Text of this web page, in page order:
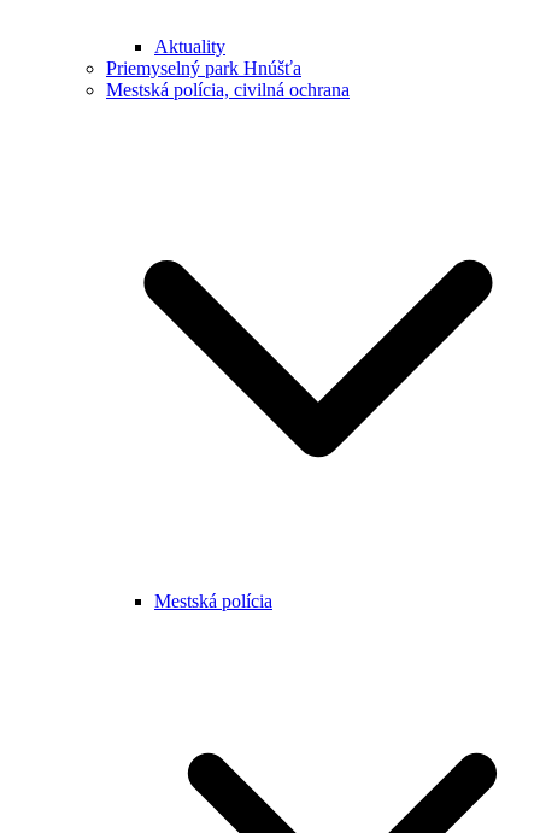
Aktuality
Priemyselný park Hnúšťa
Mestská polícia, civilná ochrana
Mestská polícia